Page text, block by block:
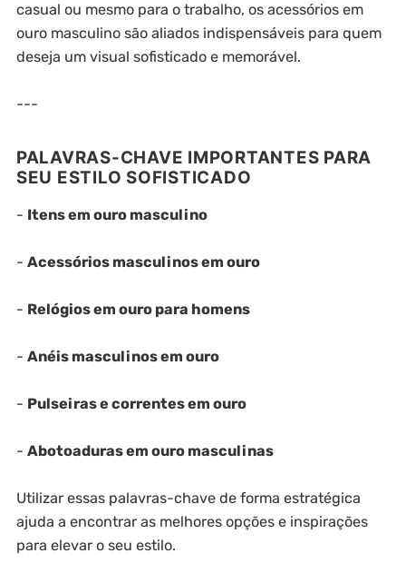
casual ou mesmo para o trabalho, os acessórios em
ouro masculino são aliados indispensáveis para quem
deseja um visual sofisticado e memorável.
---
PALAVRAS-CHAVE IMPORTANTES PARA
SEU ESTILO SOFISTICADO
- Itens em ouro masculino
- Acessórios masculinos em ouro
- Relógios em ouro para homens
- Anéis masculinos em ouro
- Pulseiras e correntes em ouro
- Abotoaduras em ouro masculinas
Utilizar essas palavras-chave de forma estratégica
ajuda a encontrar as melhores opções e inspirações
para elevar o seu estilo.